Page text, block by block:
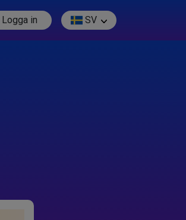
Logga in SV